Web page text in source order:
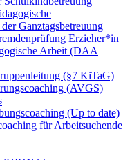
Ganztagsbetreuung
Erzieher*in
Arbeit (DAA
(§7 KiTaG)
(AVGS)
(Up to date)
für Arbeitsuchende